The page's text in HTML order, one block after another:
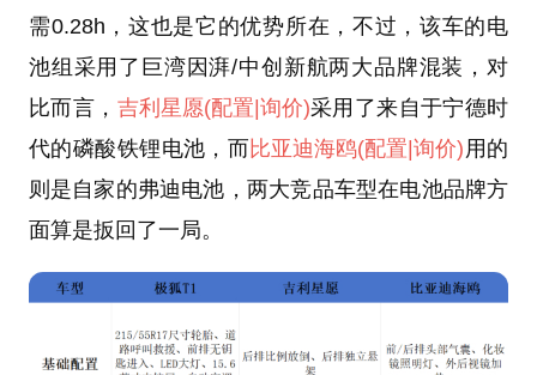
需0.28h，这也是它的优势所在，不过，该车的电
池组采用了巨湾因湃/中创新航两大品牌混装，对
比而言， 吉利星愿(配置 |询价)采用了来自于宁德时
代的磷酸铁锂电池，而 比亚迪海鸥(配置 |询价)用的
则是自家的弗迪电池，两大竞品车型在电池品牌方
面算是扳回了一局。